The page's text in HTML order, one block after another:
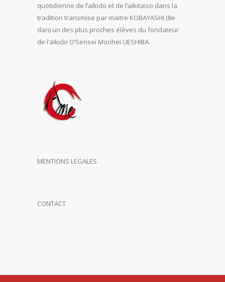
quotidienne de l’aïkido et de l’aikitaiso dans la
tradition transmise par maitre KOBAYASHI (8e
dan) un des plus proches élèves du fondateur
de l’aikido O’Sensei Morihei UESHIBA.
MENTIONS LEGALES
CONTACT